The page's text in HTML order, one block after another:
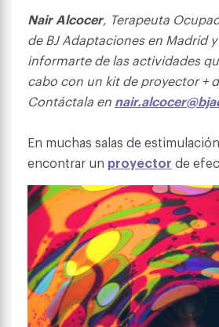
Nair Alcocer, Terapeuta
de BJ Adaptaciones en Madrid
informarte de las actividades
cabo con un kit de proyector +
Contáctala en
En muchas salas de
encontrar un proyector de